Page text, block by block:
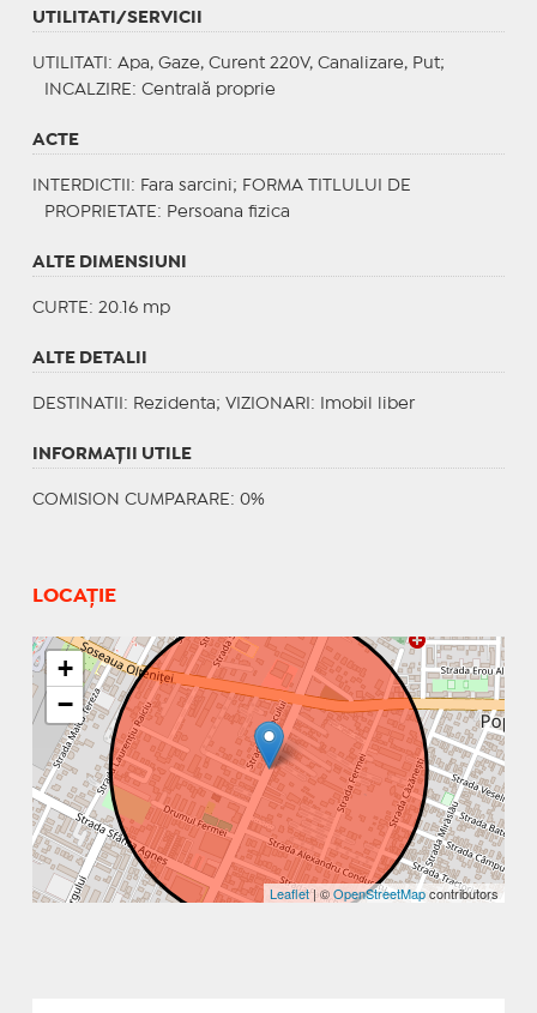
UTILITATI/SERVICII
UTILITATI : Apa, Gaze, Curent 220V, Canalizare, Put;
INCALZIRE : Centrală proprie
ACTE
INTERDICTII : Fara sarcini; FORMA TITLULUI DE
PROPRIETATE : Persoana fizica
ALTE DIMENSIUNI
CURTE: 20.16 mp
ALTE DETALII
DESTINATII : Rezidenta; VIZIONARI : Imobil liber
INFORMAŢII UTILE
COMISION CUMPARARE: 0%
LOCAȚIE
+
−
Leaflet| ©OpenStreetMapcontributors